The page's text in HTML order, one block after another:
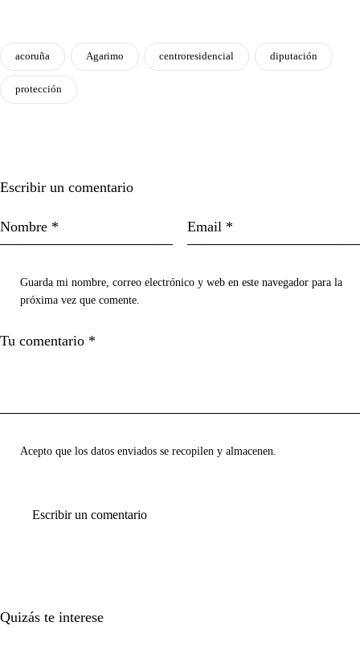
acoruña Agarimo centroresidencial diputación
protección
Escribir un comentario
Guarda mi nombre, correo electrónico y web en este navegador para la
próxima vez que comente.
Acepto que los datos enviados se recopilen y almacenen.
Quizás te interese